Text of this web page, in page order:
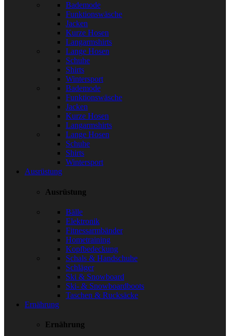
Bademode
Funktionswäsche
Jacken
Kurze Hosen
Langarmshirts
Lange Hosen
Schuhe
Shirts
Wintersport
Bademode
Funktionswäsche
Jacken
Kurze Hosen
Langarmshirts
Lange Hosen
Schuhe
Shirts
Wintersport
Ausrüstung
Ausrüstung
Bälle
Elektronik
Fitnessarmbänder
Hometraining
Kopfbedeckung
Schals & Handschuhe
Schläger
Ski & Snowboard
Ski- & Snowboardboots
Taschen & Rucksäcke
Ernährung
Ernährung